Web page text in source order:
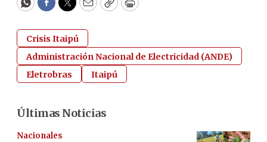
WhatsApp
Facebook
Twitter
EmailCopyPrint
Crisis Itaipú
Administración Nacional de Electricidad (ANDE)
Eletrobras
Itaipú
Últimas Noticias
Nacionales